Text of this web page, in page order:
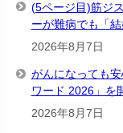
(5ページ目)筋ジ
ーが難病でも「
2026年8月7日
がんになっても
ワード 2026」を
2026年8月7日